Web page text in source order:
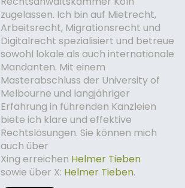
zugelassen. Ich bin auf Mietrecht,
Arbeitsrecht, Migrationsrecht und
Digitalrecht spezialisiert und betreue
sowohl lokale als auch internationale
Mandanten. Mit einem
Masterabschluss der University of
Melbourne und langjähriger
Erfahrung in führenden Kanzleien
biete ich klare und effektive
Rechtslösungen. Sie können mich
auch über
Xing erreichen Helmer Tieben
sowie über X: Helmer Tieben.